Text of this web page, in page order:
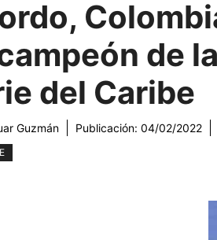
de
del Caribe
Guzmán Publicación: 04/02/2022